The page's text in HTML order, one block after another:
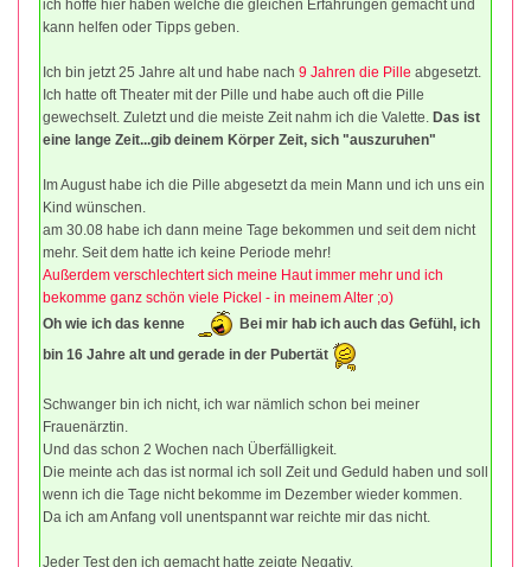
ich hoffe hier haben welche die gleichen Erfahrungen gemacht und
kann helfen oder Tipps geben.
Ich bin jetzt 25 Jahre alt und habe nach 9 Jahren die Pille abgesetzt.
Ich hatte oft Theater mit der Pille und habe auch oft die Pille
gewechselt. Zuletzt und die meiste Zeit nahm ich die Valette. Das ist
eine lange Zeit...gib deinem Körper Zeit, sich "auszuruhen"
Im August habe ich die Pille abgesetzt da mein Mann und ich uns ein
Kind wünschen.
am 30.08 habe ich dann meine Tage bekommen und seit dem nicht
mehr. Seit dem hatte ich keine Periode mehr!
Außerdem verschlechtert sich meine Haut immer mehr und ich
bekomme ganz schön viele Pickel - in meinem Alter ;o)
Oh wie ich das kenne
Bei mir hab ich auch das Gefühl, ich
bin 16 Jahre alt und gerade in der Pubertät
Schwanger bin ich nicht, ich war nämlich schon bei meiner
Frauenärztin.
Und das schon 2 Wochen nach Überfälligkeit.
Die meinte ach das ist normal ich soll Zeit und Geduld haben und soll
wenn ich die Tage nicht bekomme im Dezember wieder kommen.
Da ich am Anfang voll unentspannt war reichte mir das nicht.
Jeder Test den ich gemacht hatte zeigte Negativ.